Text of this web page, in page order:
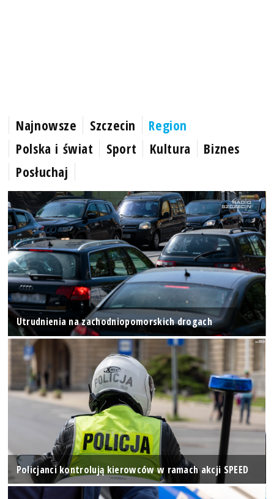
Najnowsze Szczecin
Region
Polska i świat
Sport Kultura
Biznes
Posłuchaj
Utrudnienia na zachodniopomorskich drogach
Policjanci kontrolują kierowców w ramach akcji SPEED